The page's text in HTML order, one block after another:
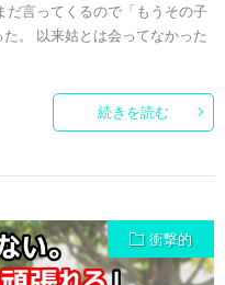
だ言ってくるので「もうその子
。 以来姑とは会ってなかった
続きを読む
衝撃的